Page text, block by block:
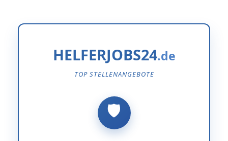
HELFERJOBS24
TOP STELLENANGEBOTE